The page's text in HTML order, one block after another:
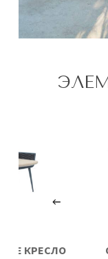
КРЕСЛО